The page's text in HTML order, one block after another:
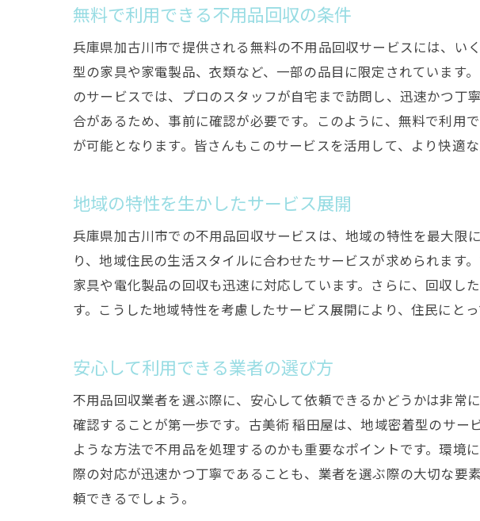
無料で利用できる不用品回収の条件
兵庫県加古川市で提供される無料の不用品回収サービスには、い
型の家具や家電製品、衣類など、一部の品目に限定されています
のサービスでは、プロのスタッフが自宅まで訪問し、迅速かつ
合があるため、事前に確認が必要です。このように、無料で利用
が可能となります。皆さんもこのサービスを活用して、より快適
地域の特性を生かしたサービス展開
兵庫県加古川市での不用品回収サービスは、地域の特性を最大限
り、地域住民の生活スタイルに合わせたサービスが求められます
家具や電化製品の回収も迅速に対応しています。さらに、回収し
す。こうした地域特性を考慮したサービス展開により、住民にと
安心して利用できる業者の選び方
不用品回収業者を選ぶ際に、安心して依頼できるかどうかは非常
確認することが第一歩です。古美術 稲田屋は、地域密着型のサ
ような方法で不用品を処理するのかも重要なポイントです。環境
際の対応が迅速かつ丁寧であることも、業者を選ぶ際の大切な要
頼できるでしょう。